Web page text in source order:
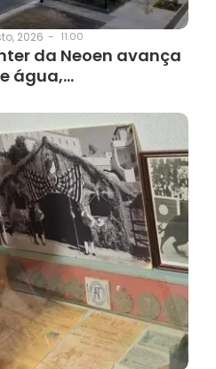
2026 - 11:00
da Neoen avança
água,…